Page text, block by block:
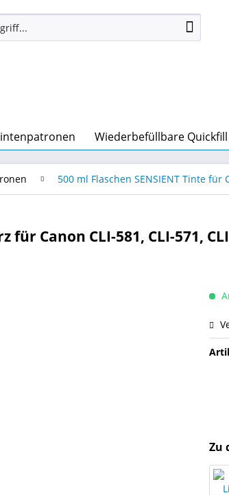
Wiederbefüllbare
500 ml Flaschen SENSIENT Tinte für
Canon CLI-581, CLI-571,
Zu